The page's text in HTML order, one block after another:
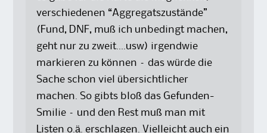
verschiedenen “Aggregatszustände”
(Fund, DNF, muß ich unbedingt machen,
geht nur zu zweit….usw) irgendwie
markieren zu können – das würde die
Sache schon viel übersichtlicher
machen. So gibts bloß das Gefunden-
Smilie – und den Rest muß man mit
Listen o.ä. erschlagen. Vielleicht auch ein